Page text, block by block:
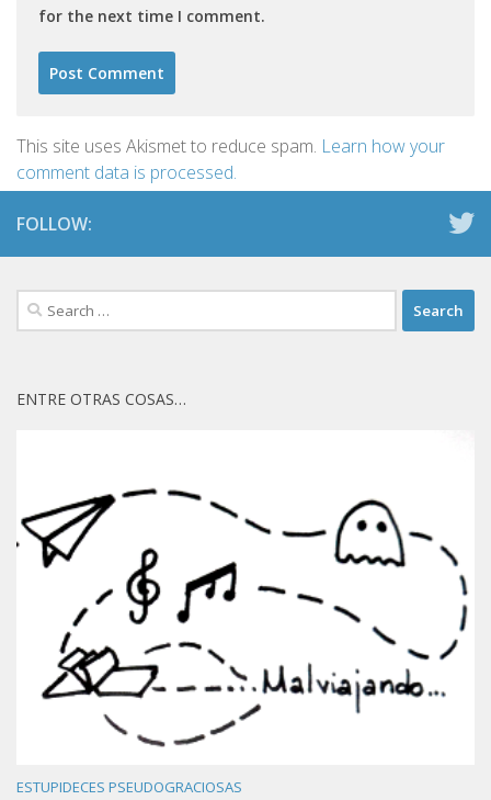
for the next time I comment.
This site uses Akismet to reduce spam. Learn how your
comment data is processed.
FOLLOW:
Search
for:
ENTRE OTRAS COSAS…
ESTUPIDECES PSEUDOGRACIOSAS